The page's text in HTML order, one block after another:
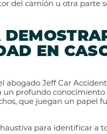
del camión u otra parte
EN
abogado Jeff Car
un profundo
que juegan un papel
para identificar a